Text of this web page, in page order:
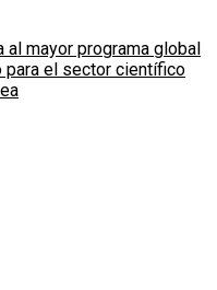
al mayor programa global
para el sector científico